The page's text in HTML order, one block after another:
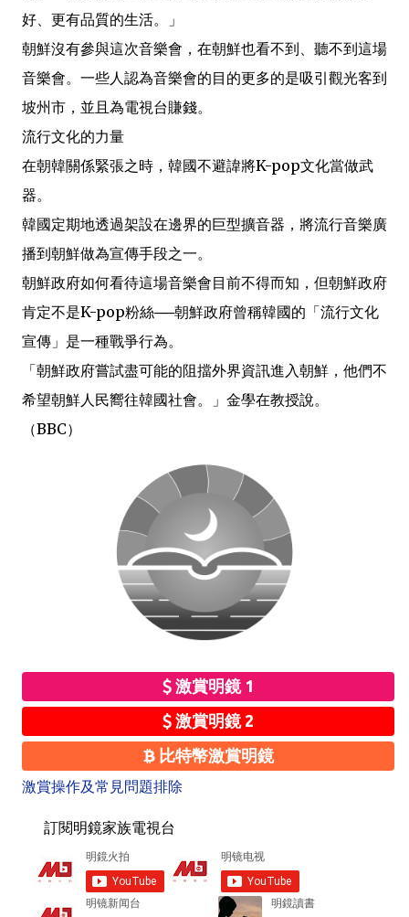
好、更有品質的生活。」
朝鮮沒有參與這次音樂會，在朝鮮也看不到、聽不到這場
音樂會。一些人認為音樂會的目的更多的是吸引觀光客到
坡州市，並且為電視台賺錢。
流行文化的力量
在朝韓關係緊張之時，韓國不避諱將K-pop文化當做武
器。
韓國定期地透過架設在邊界的巨型擴音器，將流行音樂廣
播到朝鮮做為宣傳手段之一。
朝鮮政府如何看待這場音樂會目前不得而知，但朝鮮政府
肯定不是K-pop粉絲──朝鮮政府曾稱韓國的「流行文化
宣傳」是一種戰爭行為。
「朝鮮政府嘗試盡可能的阻擋外界資訊進入朝鮮，他們不
希望朝鮮人民嚮往韓國社會。」金學在教授說。
（BBC）
激賞明鏡 1
激賞明鏡 2
比特幣激賞明鏡
激賞操作及常見問題排除
訂閱明鏡家族電視台